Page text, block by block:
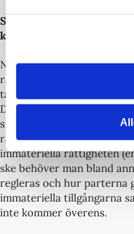
Samarbeten som
komplexa
När flera företag
rättigheter. Det är
tänker igenom hur dessa
Det är möjligt att
situationer kan det dock
rättigheten och att den
immateriella rättigheten
ske behöver man bland
regleras och hur parterna
immateriella tillgångarna
inte kommer överens.